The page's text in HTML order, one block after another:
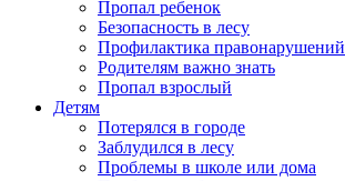
Пропал ребенок
Безопасность в лесу
Профилактика правонарушений
Родителям важно знать
Пропал взрослый
Детям
Потерялся в городе
Заблудился в лесу
Проблемы в школе или дома